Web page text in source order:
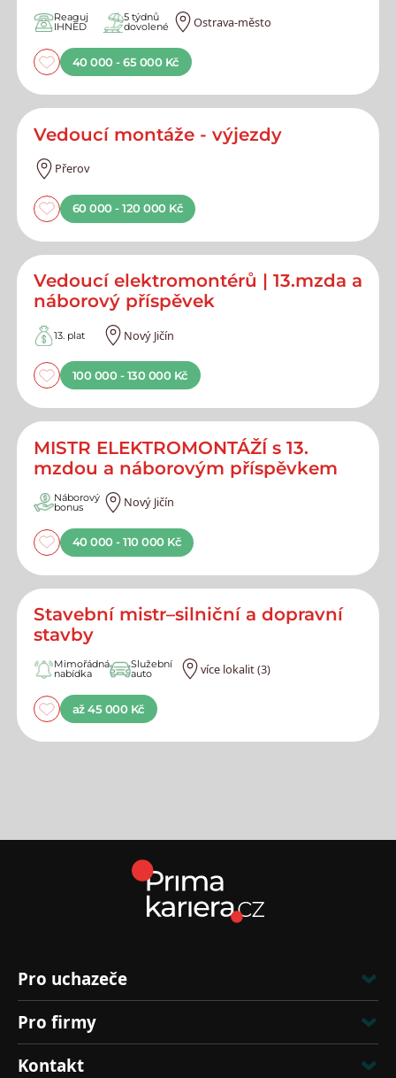
Reaguj
IHNED
5 týdnů
dovolené Ostrava-město
40 000 - 65 000 Kč
Vedoucí montáže - výjezdy
Přerov
60 000 - 120 000 Kč
Vedoucí elektromontérů | 13.mzda a
náborový příspěvek
13. plat Nový Jičín
100 000 - 130 000 Kč
MISTR ELEKTROMONTÁŽÍ s 13.
mzdou a náborovým příspěvkem
Náborový
bonus Nový Jičín
40 000 - 110 000 Kč
Stavební mistr–silniční a dopravní
stavby
Mimořádná
nabídka
Služební
auto více lokalit (3)
až 45 000 Kč
Pro uchazeče
Pro firmy
Kontakt